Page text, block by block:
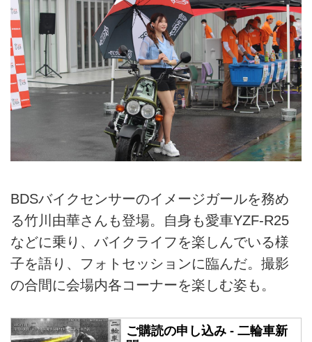
BDSバイクセンサーのイメージガールを務め
る竹川由華さんも登場。自身も愛車YZF-R25
などに乗り、バイクライフを楽しんでいる様
子を語り、フォトセッションに臨んだ。撮影
の合間に会場内各コーナーを楽しむ姿も。
ご購読の申し込み - 二輪車新